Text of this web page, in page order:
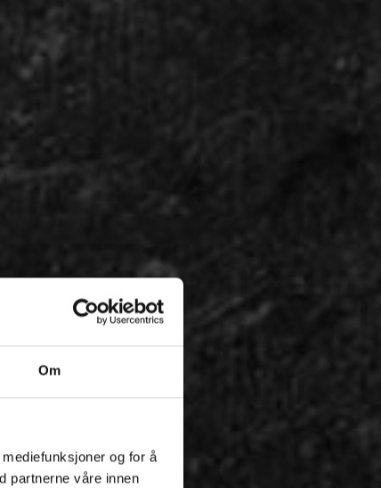
Om
og for å
partnerne våre innen